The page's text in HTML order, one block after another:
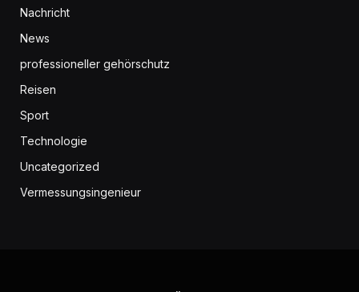
Nachricht
News
professioneller gehörschutz
Reisen
Sport
Technologie
Uncategorized
Vermessungsingenieur